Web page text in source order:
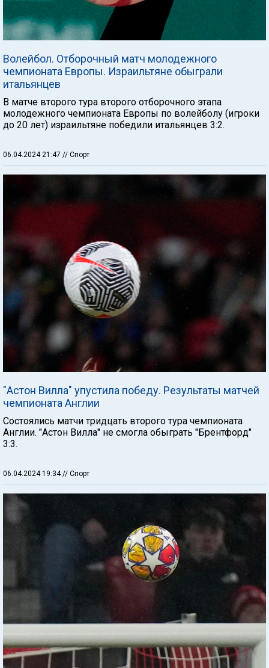
Волейбол. Отборочный матч молодежного
чемпионата Европы. Израильтяне обыграли
итальянцев
В матче второго тура второго отборочного этапа
молодежного чемпионата Европы по волейболу (игроки
до 20 лет) израильтяне победили итальянцев 3:2.
06.04.2024 21:47 // Спорт
"Астон Вилла" упустила победу. Результаты матчей
чемпионата Англии
Состоялись матчи тридцать второго тура чемпионата
Англии. "Астон Вилла" не смогла обыграть "Брентфорд"
3:3.
06.04.2024 19:34// Спорт